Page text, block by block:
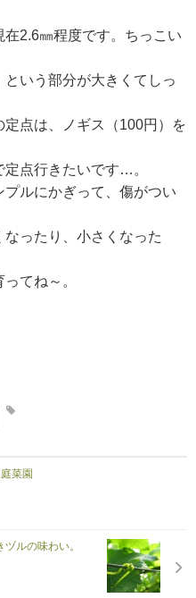
2.6㎜程度です。ちっこい
いう部分が大きくてしっ
点は、ノギス（100円）を
点行きたいです…。
ルにかぎって、傷がつい
ったり、小さくなった
てね～。
菜園
ヅルの味わい。